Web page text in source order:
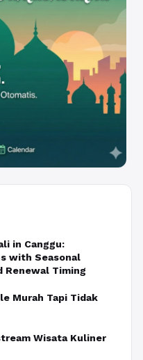
in Canggu:
with Seasonal
Renewal Timing
Murah Tapi Tidak
Wisata Kuliner